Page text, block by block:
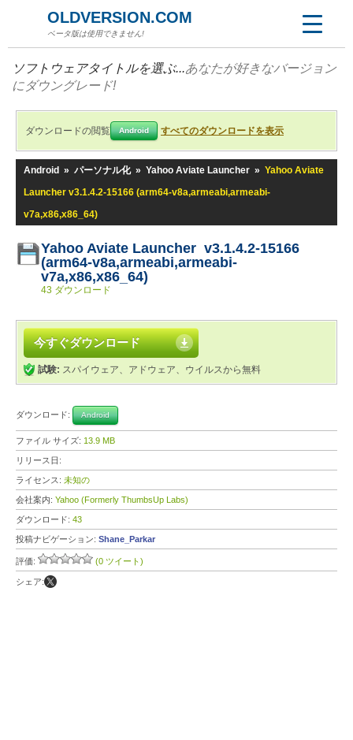
OLDVERSION.COM
ベータ版は使用できません!
ソフトウェアタイトルを選ぶ...あなたが好きなバージョン
にダウングレード!
ダウンロードの閲覧 Android すべてのダウンロードを表示
Android » パーソナル化 » Yahoo Aviate Launcher » Yahoo Aviate
Launcher v3.1.4.2-15166 (arm64-v8a,armeabi,armeabi-
v7a,x86,x86_64)
Yahoo Aviate Launcher v3.1.4.2-15166
(arm64-v8a,armeabi,armeabi-
v7a,x86,x86_64)
43 ダウンロード
今すぐダウンロード
試験: スパイウェア、アドウェア、ウイルスから無料
ダウンロード: Android
ファイル サイズ: 13.9 MB
リリース日:
ライセンス: 未知の
会社案内: Yahoo (Formerly ThumbsUp Labs)
ダウンロード: 43
投稿ナビゲーション: Shane_Parkar
評価: (0 ツイート)
シェア: